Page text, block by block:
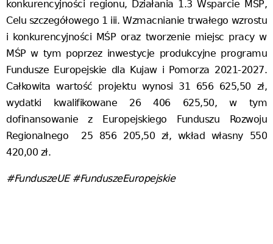
konkurencyjności regionu, Działania 1.3 Wsparcie MŚP,
Celu szczegółowego 1 iii. Wzmacnianie trwałego wzrostu
i konkurencyjności MŚP oraz tworzenie miejsc pracy w
MŚP w tym poprzez inwestycje produkcyjne programu
Fundusze Europejskie dla Kujaw i Pomorza 2021-2027.
Całkowita wartość projektu wynosi 31 656 625,50 zł,
wydatki kwalifikowane 26 406 625,50, w tym
dofinansowanie z Europejskiego Funduszu Rozwoju
Regionalnego 25 856 205,50 zł, wkład własny 550
420,00 zł.
#FunduszeUE #FunduszeEuropejskie